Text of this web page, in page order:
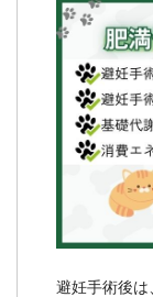
避妊手術後は